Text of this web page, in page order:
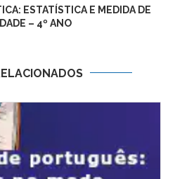
ESTATÍSTICA E MEDIDA DE
– 4º ANO